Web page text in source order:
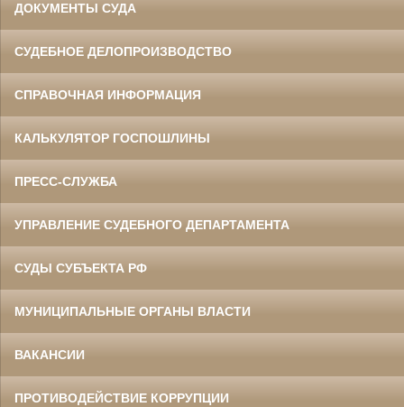
ДОКУМЕНТЫ СУДА
СУДЕБНОЕ ДЕЛОПРОИЗВОДСТВО
СПРАВОЧНАЯ ИНФОРМАЦИЯ
КАЛЬКУЛЯТОР ГОСПОШЛИНЫ
ПРЕСС-СЛУЖБА
УПРАВЛЕНИЕ СУДЕБНОГО ДЕПАРТАМЕНТА
СУДЫ СУБЪЕКТА РФ
МУНИЦИПАЛЬНЫЕ ОРГАНЫ ВЛАСТИ
ВАКАНСИИ
ПРОТИВОДЕЙСТВИЕ КОРРУПЦИИ